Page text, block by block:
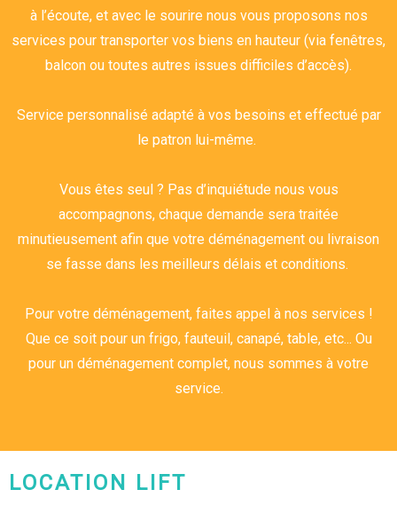
à l’écoute, et avec le sourire nous vous proposons nos
services pour transporter vos biens en hauteur (via fenêtres,
balcon ou toutes autres issues difficiles d’accès).
Service personnalisé adapté à vos besoins et effectué par
le patron lui-même.
Vous êtes seul ? Pas d’inquiétude nous vous
accompagnons, chaque demande sera traitée
minutieusement afin que votre déménagement ou livraison
se fasse dans les meilleurs délais et conditions.
Pour votre déménagement, faites appel à nos services !
Que ce soit pour un frigo, fauteuil, canapé, table, etc... Ou
pour un déménagement complet, nous sommes à votre
service.
LOCATION LIFT